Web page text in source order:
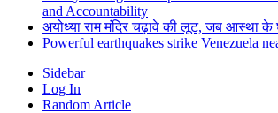
and Accountability
अयोध्या राम मंदिर चढ़ावे की लूट, जब आस्था के
Powerful earthquakes strike Venezuela
Sidebar
Log In
Random Article